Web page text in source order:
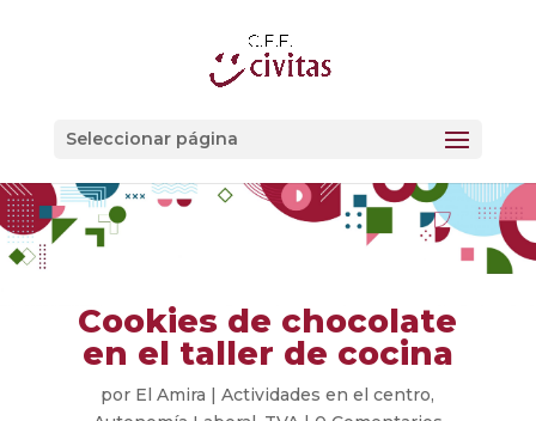
Seleccionar página
Cookies de chocolate
en el taller de cocina
por El Amira |Actividades en el centro,